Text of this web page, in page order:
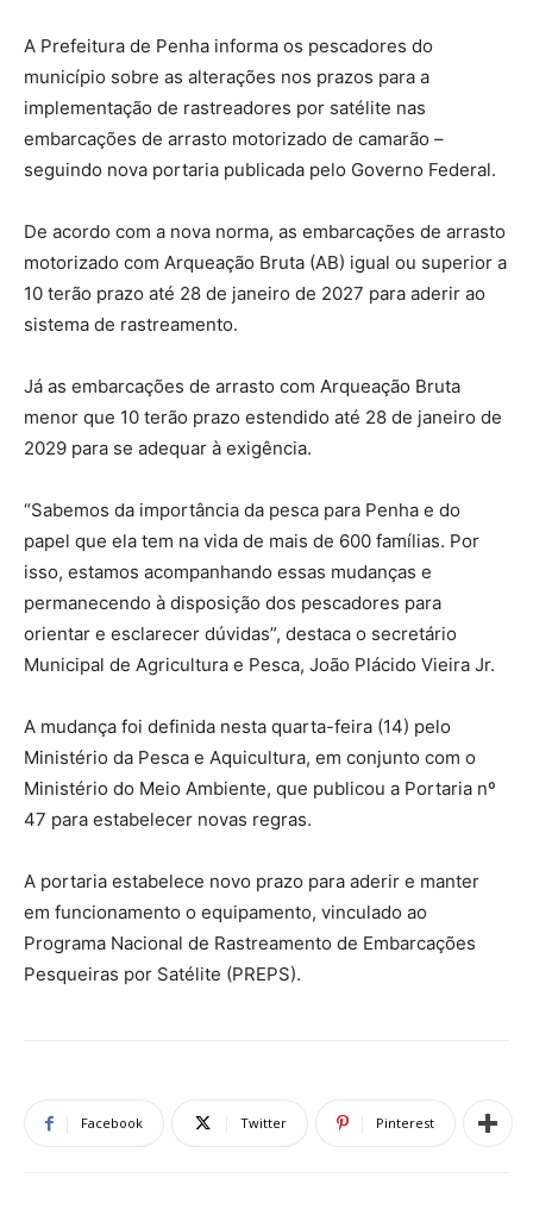
A Prefeitura de Penha informa os pescadores do
município sobre as alterações nos prazos para a
implementação de rastreadores por satélite nas
embarcações de arrasto motorizado de camarão –
seguindo nova portaria publicada pelo Governo Federal.
De acordo com a nova norma, as embarcações de arrasto
motorizado com Arqueação Bruta (AB) igual ou superior a
10 terão prazo até 28 de janeiro de 2027 para aderir ao
sistema de rastreamento.
Já as embarcações de arrasto com Arqueação Bruta
menor que 10 terão prazo estendido até 28 de janeiro de
2029 para se adequar à exigência.
“Sabemos da importância da pesca para Penha e do
papel que ela tem na vida de mais de 600 famílias. Por
isso, estamos acompanhando essas mudanças e
permanecendo à disposição dos pescadores para
orientar e esclarecer dúvidas”, destaca o secretário
Municipal de Agricultura e Pesca, João Plácido Vieira Jr.
A mudança foi definida nesta quarta-feira (14) pelo
Ministério da Pesca e Aquicultura, em conjunto com o
Ministério do Meio Ambiente, que publicou a Portaria nº
47 para estabelecer novas regras.
A portaria estabelece novo prazo para aderir e manter
em funcionamento o equipamento, vinculado ao
Programa Nacional de Rastreamento de Embarcações
Pesqueiras por Satélite (PREPS).
Facebook Twitter Pinterest